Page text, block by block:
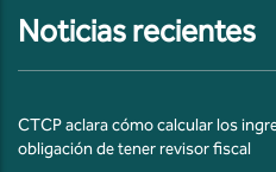
Noticias recientes
CTCP aclara cómo calcular los
obligación de tener revisor fiscal